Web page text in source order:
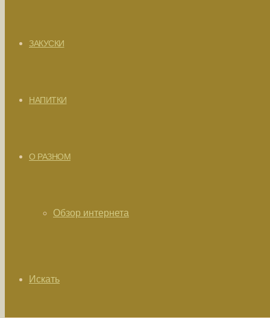
ЗАКУСКИ
НАПИТКИ
О РАЗНОМ
Обзор интернета
Искать